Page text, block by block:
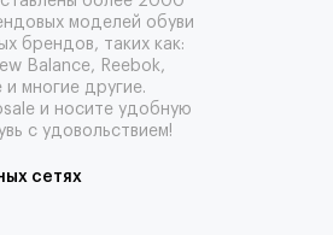
моделей обуви
брендов, таких как:
Balance, Reebok,
многие другие.
и носите удобную
с удовольствием!
сетях